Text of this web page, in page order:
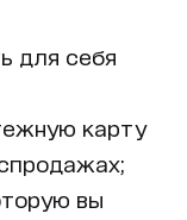
для себя
карту
вы